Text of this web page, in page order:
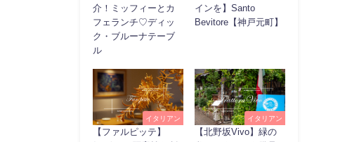
介！ミッフィーとカ
フェランチ♡ディッ
ク・ブルーナテーブ
ル
インを】Santo
Bevitore【神戸元町】
イタリアン
【ファルピッテ】
イタリアン
【北野坂Vivo】緑の